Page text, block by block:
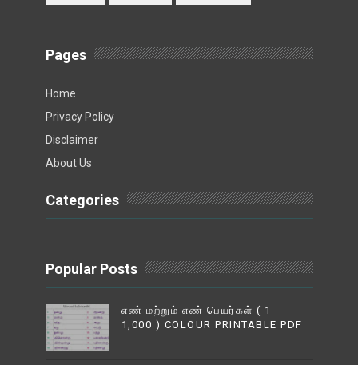
Pages
Home
Privacy Policy
Disclaimer
About Us
Categories
Popular Posts
எண் மற்றும் எண் பெயர்கள் ( 1 -
1,000 ) COLOUR PRINTABLE PDF